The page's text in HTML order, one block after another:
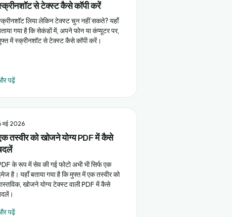
से टेक्स्ट कैसे कॉपी करें
लिया लेकिन टेक्स्ट चुन नहीं सकते? यहाँ
गया है कि सेकंडों में, अपने फोन या कंप्यूटर पर,
में स्क्रीनशॉट से टेक्स्ट कैसे कॉपी करें।
पढ़ें
मई 2026
तस्वीर को खोजने योग्य PDF में कैसे
के रूप में सेव की गई फोटो अभी भी सिर्फ एक
है। यहाँ बताया गया है कि मुफ्त में एक तस्वीर को
खोजने योग्य टेक्स्ट वाली PDF में कैसे
पढ़ें